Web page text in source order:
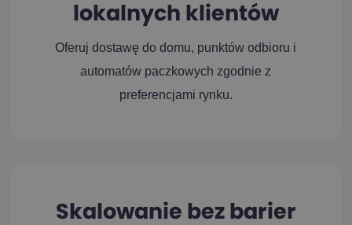
lokalnych klientów
Oferuj dostawę do domu, punktów odbioru i
automatów paczkowych zgodnie z
preferencjami rynku.
Skalowanie bez barier